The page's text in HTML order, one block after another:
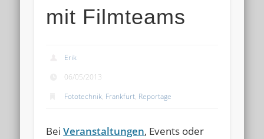
mit Filmteams
Erik
06/05/2013
Fototechnik, Frankfurt, Reportage
BeiVeranstaltungen, Events oder